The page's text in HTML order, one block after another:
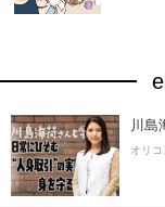
川島
オリ